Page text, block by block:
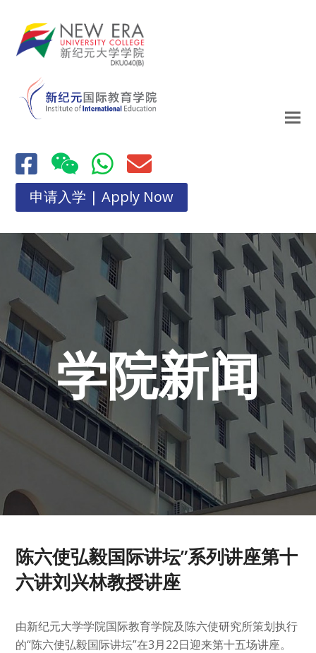
申请入学 | Apply Now
学院新闻
陈六使弘毅国际讲坛”系列讲座第十
六讲刘兴林教授讲座
由新纪元大学学院国际教育学院及陈六使研究所策划执行
的“陈六使弘毅国际讲坛”在3月22日迎来第十五场讲座。